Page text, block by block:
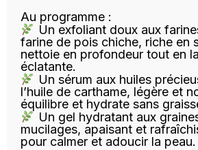
Au programme :
Un exfoliant doux aux
farine de pois chiche, riche en
nettoie en profondeur tout en
éclatante.
Un sérum aux huiles
l’huile de carthame, légère et
équilibre et hydrate sans
Un gel hydratant aux
mucilages, apaisant et
pour calmer et adoucir la peau.